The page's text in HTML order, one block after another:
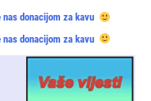
nas donacijom za kavu
nas donacijom za kavu